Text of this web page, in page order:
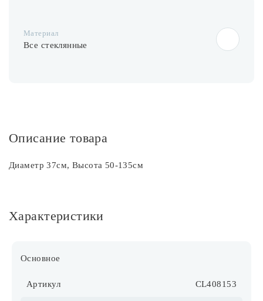
Материал
Все стеклянные
Описание товара
Диаметр 37см, Высота 50-135см
Характеристики
Основное
Артикул CL408153